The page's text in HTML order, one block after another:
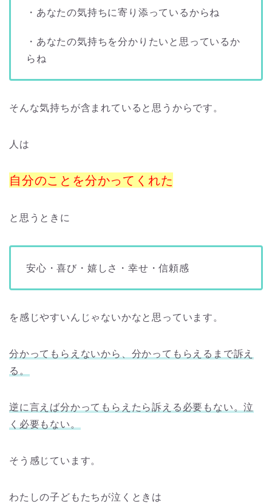
・あなたの気持ちに寄り添っているからね
・あなたの気持ちを分かりたいと思っているか
らね
そんな気持ちが含まれていると思うからです。
人は
自分のことを分かってくれた
と思うときに
安心・喜び・嬉しさ・幸せ・信頼感
を感じやすいんじゃないかなと思っています。
分かってもらえないから、分かってもらえるまで訴え
る。
逆に言えば分かってもらえたら訴える必要もない。泣
く必要もない。
そう感じています。
わたしの子どもたちが泣くときは